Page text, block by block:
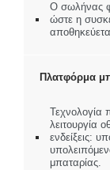
Ο σωλήνας
ώστε η
Πλατφόρμα
Τεχνολογία
λειτουργία
ενδείξεις:
μπαταρίας.